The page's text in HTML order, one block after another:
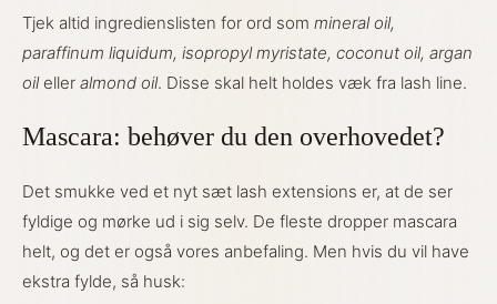
Tjek altid ingredienslisten for ord som mineral oil,
paraffinum liquidum, isopropyl myristate, coconut oil, argan
oileller almond oil. Disse skal helt holdes væk fra lash line.
Mascara: behøver du den overhovedet?
Det smukke ved et nyt sæt lash extensions er, at de ser
fyldige og mørke ud i sig selv. De fleste dropper mascara
helt, og det er også vores anbefaling. Men hvis du vil have
ekstra fylde, så husk: